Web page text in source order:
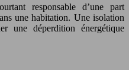
responsable d’une part
une habitation. Une isolation
une déperdition énergétique